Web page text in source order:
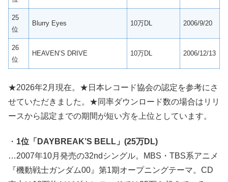
25
位
Blurry Eyes 10万DL 2006/9/20
26
位
HEAVEN’S DRIVE 10万DL 2006/12/13
★2026年2月現在。★日本レコード協会の認定を参考にさ
せていただきました。★同率ダウンロード数の場合はリリ
ースから認定までの期間が短い方を上位としています。
・ 1位「DAYBREAK’S BELL」(25万DL)
…2007年10月発売の32ndシングル。MBS・TBS系アニメ
『機動戦士ガンダム00』第1期オープニングテーマ。CD